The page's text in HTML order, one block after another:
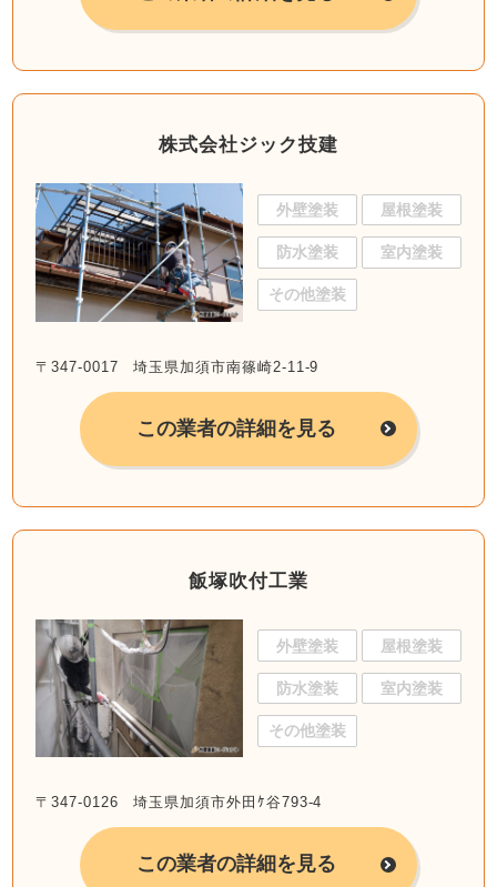
株式会社ジック技建
外壁塗装 屋根塗装
防水塗装 室内塗装
その他塗装
〒347-0017 埼玉県加須市南篠崎2-11-9
この業者の詳細を見る
飯塚吹付工業
外壁塗装 屋根塗装
防水塗装 室内塗装
その他塗装
〒347-0126 埼玉県加須市外田ｹ谷793-4
この業者の詳細を見る